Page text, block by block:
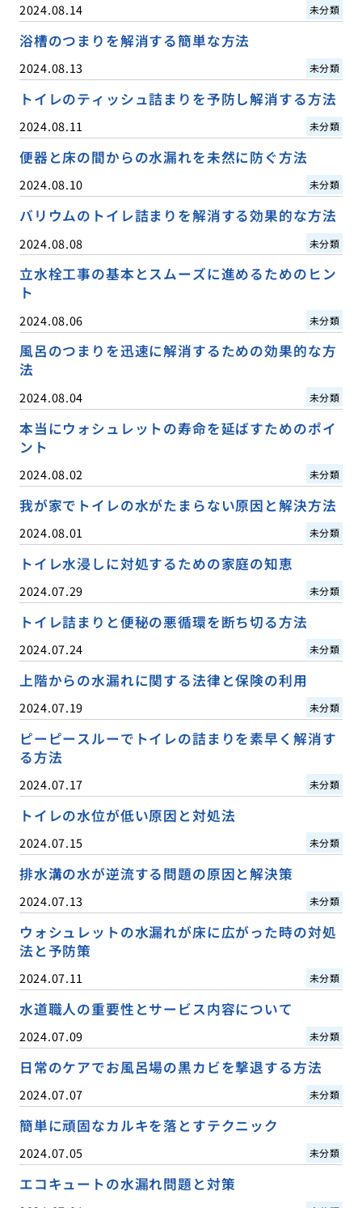
2024.08.14 未分類
浴槽のつまりを解消する簡単な方法
2024.08.13 未分類
トイレのティッシュ詰まりを予防し解消する方法
2024.08.11 未分類
便器と床の間からの水漏れを未然に防ぐ方法
2024.08.10 未分類
バリウムのトイレ詰まりを解消する効果的な方法
2024.08.08 未分類
立水栓工事の基本とスムーズに進めるためのヒン
ト
2024.08.06 未分類
風呂のつまりを迅速に解消するための効果的な方
法
2024.08.04 未分類
本当にウォシュレットの寿命を延ばすためのポイ
ント
2024.08.02 未分類
我が家でトイレの水がたまらない原因と解決方法
2024.08.01 未分類
トイレ水浸しに対処するための家庭の知恵
2024.07.29 未分類
トイレ詰まりと便秘の悪循環を断ち切る方法
2024.07.24 未分類
上階からの水漏れに関する法律と保険の利用
2024.07.19 未分類
ピーピースルーでトイレの詰まりを素早く解消す
る方法
2024.07.17 未分類
トイレの水位が低い原因と対処法
2024.07.15 未分類
排水溝の水が逆流する問題の原因と解決策
2024.07.13 未分類
ウォシュレットの水漏れが床に広がった時の対処
法と予防策
2024.07.11 未分類
水道職人の重要性とサービス内容について
2024.07.09 未分類
日常のケアでお風呂場の黒カビを撃退する方法
2024.07.07 未分類
簡単に頑固なカルキを落とすテクニック
2024.07.05 未分類
エコキュートの水漏れ問題と対策